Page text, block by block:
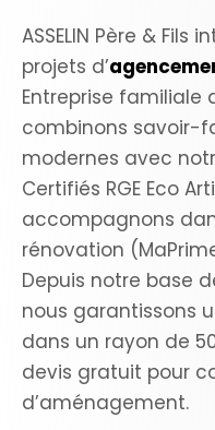
ASSELIN Père &
projets d’
Entreprise familiale
combinons savoir-
modernes avec
Certifiés RGE Eco
accompagnons
rénovation
Depuis notre base
nous garantissons
dans un rayon de
devis gratuit pour
d’aménagement.